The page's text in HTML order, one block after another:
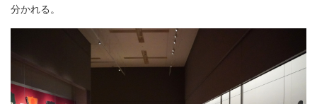
分かれる。